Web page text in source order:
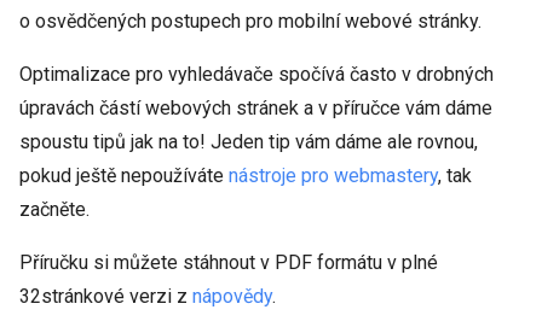
o osvědčených postupech pro mobilní webové stránky.
Optimalizace pro vyhledávače spočívá často v drobných
úpravách částí webových stránek a v příručce vám dáme
spoustu tipů jak na to! Jeden tip vám dáme ale rovnou,
pokud ještě nepoužíváte nástroje pro webmastery, tak
začněte.
Příručku si můžete stáhnout v PDF formátu v plné
32stránkové verzi z nápovědy.